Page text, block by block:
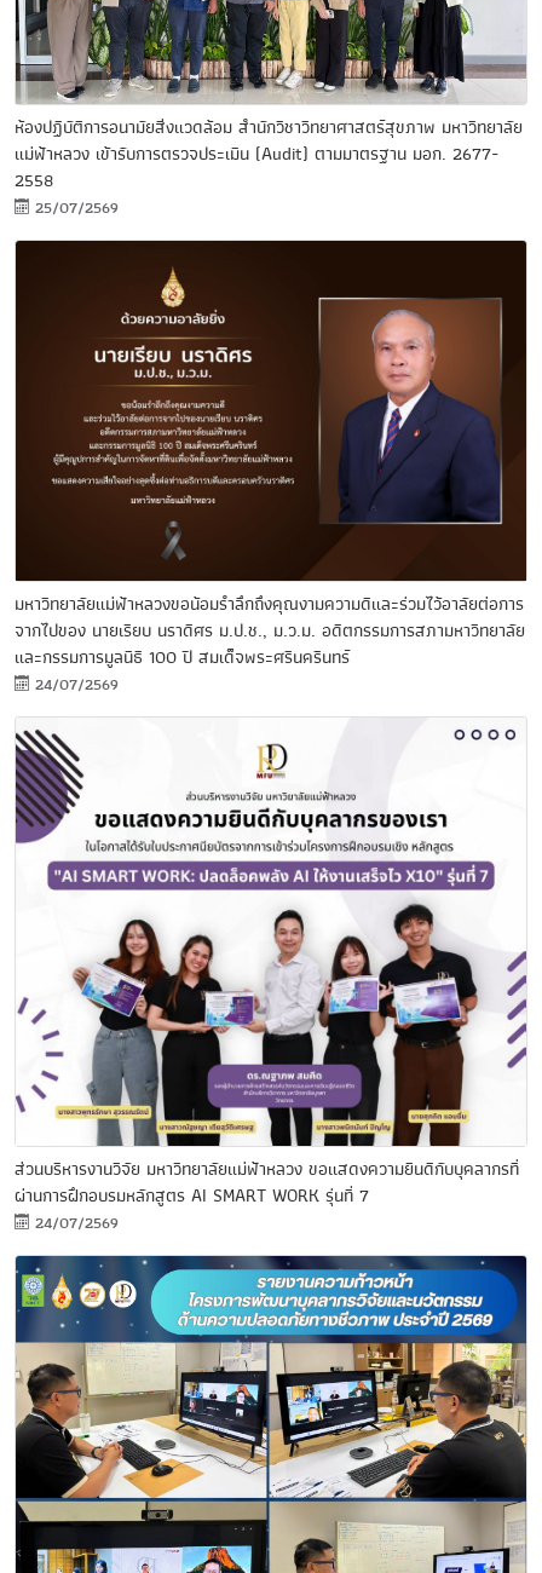
ห้องปฏิบัติการอนามัยสิ่งแวดล้อม สำนักวิชาวิทยาศาสตร์สุขภาพ มหาวิทยาลัย
แม่ฟ้าหลวง เข้ารับการตรวจประเมิน (Audit) ตามมาตรฐาน มอก. 2677-
2558
25/07/2569
มหาวิทยาลัยแม่ฟ้าหลวงขอน้อมรำลึกถึงคุณงามความดีและร่วมไว้อาลัยต่อการ
จากไปของ นายเรียบ นราดิศร ม.ป.ช., ม.ว.ม. อดีตกรรมการสภามหาวิทยาลัย
และกรรมการมูลนิธิ 100 ปี สมเด็จพระศรีนครินทร์
24/07/2569
ส่วนบริหารงานวิจัย มหาวิทยาลัยแม่ฟ้าหลวง ขอแสดงความยินดีกับบุคลากรที่
ผ่านการฝึกอบรมหลักสูตร AI SMART WORK รุ่นที่ 7
24/07/2569